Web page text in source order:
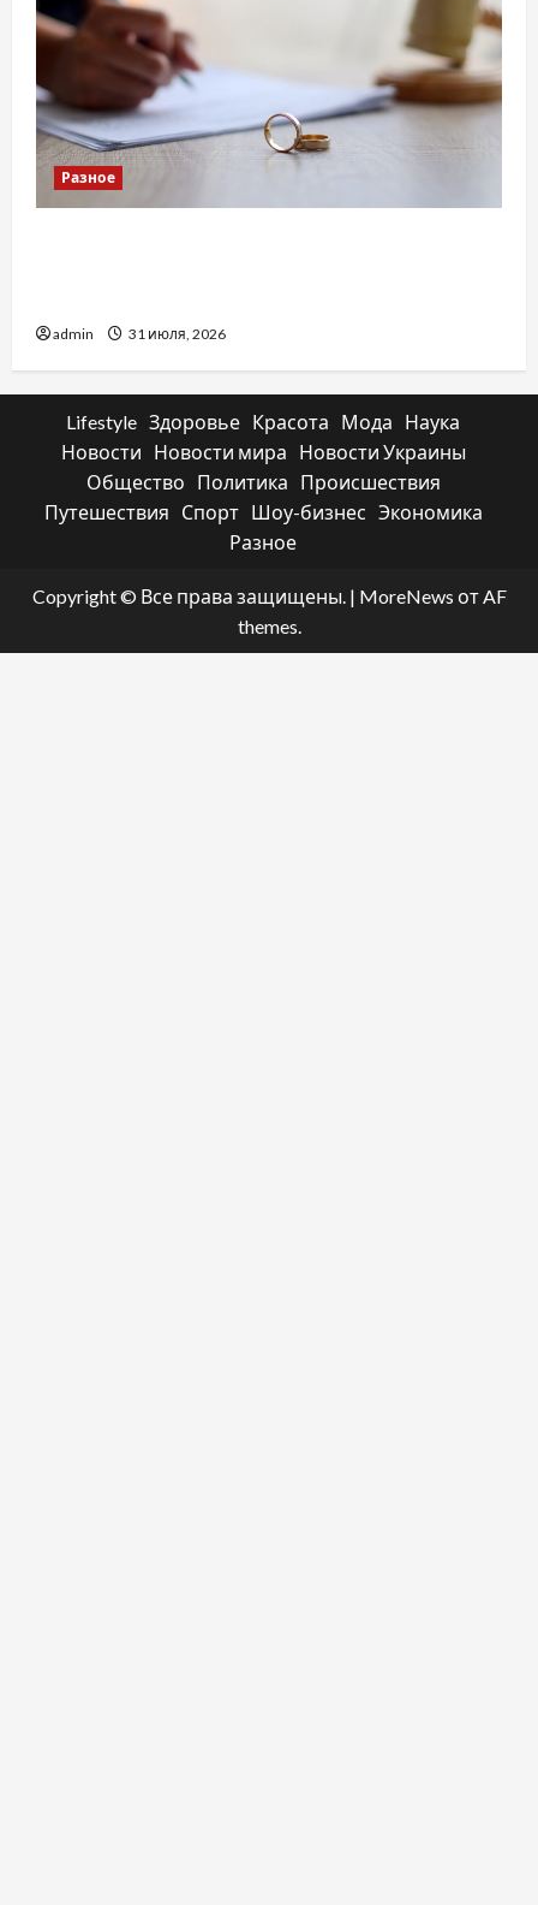
Разное
admin 31 июля, 2026
Lifestyle Здоровье Красота Мода
Наука
Новости
Новости мира
Новости Украины
Общество
Политика
Происшествия
Путешествия
Спорт Шоу-бизнес Экономика
Разное
Copyright © Все права защищены. | MoreNews от AF
themes.